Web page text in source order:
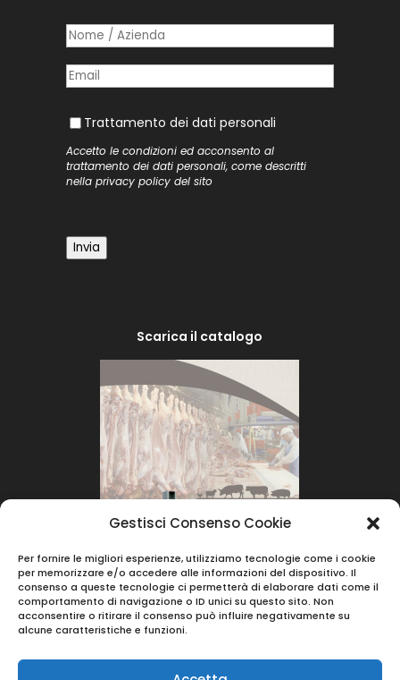
Gestisci Consenso Cookie
Per fornire le migliori esperienze, utilizziamo tecnologie come i cookie
per memorizzare e/o accedere alle informazioni del dispositivo. Il
consenso a queste tecnologie ci permetterà di elaborare dati come il
comportamento di navigazione o ID unici su questo sito. Non
acconsentire o ritirare il consenso può influire negativamente su
alcune caratteristiche e funzioni.
Nome /​ Azienda
Posta elettronica
Trattamento dei dati personali
Trattamento dei dati personali
Accetto le condizioni ed acconsento al
trattamento dei dati personali, come descritti
nella privacy policydel sito
Invia
Scarica il catalogo